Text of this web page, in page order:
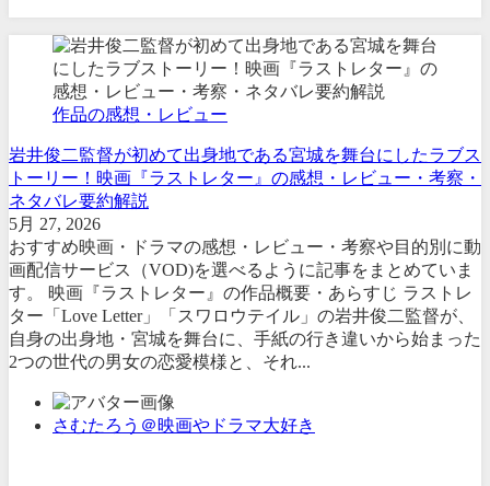
作品の感想・レビュー
岩井俊二監督が初めて出身地である宮城を舞台にしたラブス
トーリー！映画『ラストレター』の感想・レビュー・考察・
ネタバレ要約解説
5月 27, 2026
おすすめ映画・ドラマの感想・レビュー・考察や目的別に動
画配信サービス（VOD)を選べるように記事をまとめていま
す。 映画『ラストレター』の作品概要・あらすじ ラストレ
ター「Love Letter」「スワロウテイル」の岩井俊二監督が、
自身の出身地・宮城を舞台に、手紙の行き違いから始まった
2つの世代の男女の恋愛模様と、それ...
さむたろう＠映画やドラマ大好き